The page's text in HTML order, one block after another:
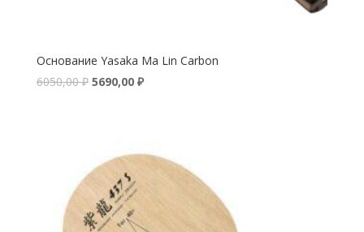
Основание Yasaka Ma Lin Carbon
6050,00₽ 5690,00 ₽